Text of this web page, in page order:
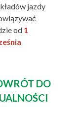
jazdy
od 1
DO